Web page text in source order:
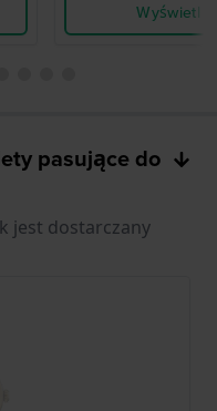
Wyświetl
pasujące do
jest dostarczany